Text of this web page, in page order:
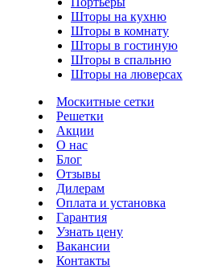
Шторы на кухню
Шторы в комнату
Шторы в гостиную
Шторы в спальню
Шторы на люверсах
Москитные сетки
Решетки
Акции
О нас
Блог
Отзывы
Дилерам
Оплата и установка
Гарантия
Узнать цену
Вакансии
Контакты